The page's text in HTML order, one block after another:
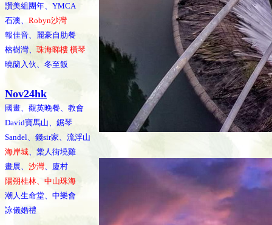
讚美組團年、YMCA
石澳、 Robyn沙灣
報佳音、麗豪自肋餐
榕樹灣、 珠海睇樓 橫琴
曉籣入伙、冬至飯
Nov24hk
國畫、觀英晚餐、教會
David寶馬山、鋸琴
Sandel、錢sir家、流浮山
海岸城、棠人街墝雞
畫展、 沙灣、廈村
陽朔桂林、中山珠海
潮人生命堂、中樂會
詠儀婚禮